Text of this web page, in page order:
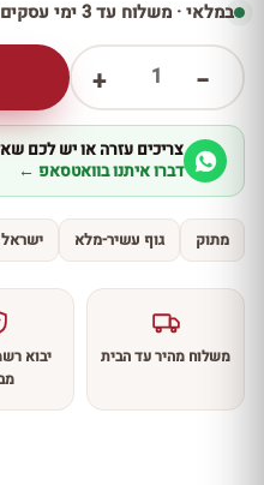
במלאי · משלוח עד 3 ימי עסקים
−
1
+
צריכים עזרה או יש לכם
דברו איתנו בוואטסאפ ←
מתוק גוף עשיר-מלא ישראל
משלוח מהיר עד הבית
יבוא